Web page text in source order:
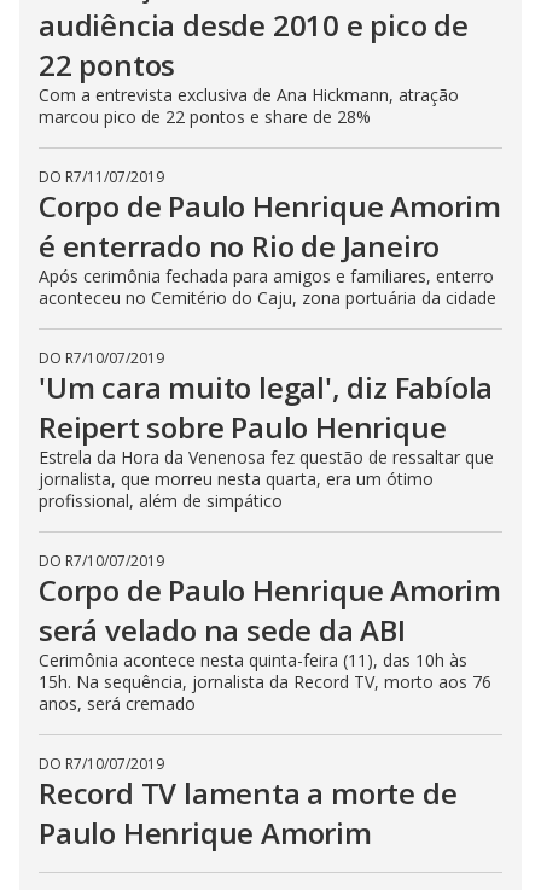
audiência desde 2010 e pico de
22 pontos
Com a entrevista exclusiva de Ana Hickmann, atração
marcou pico de 22 pontos e share de 28%
DO R7/11/07/2019
Corpo de Paulo Henrique Amorim
é enterrado no Rio de Janeiro
Após cerimônia fechada para amigos e familiares, enterro
aconteceu no Cemitério do Caju, zona portuária da cidade
DO R7/10/07/2019
'Um cara muito legal', diz Fabíola
Reipert sobre Paulo Henrique
Estrela da Hora da Venenosa fez questão de ressaltar que
jornalista, que morreu nesta quarta, era um ótimo
profissional, além de simpático
DO R7/10/07/2019
Corpo de Paulo Henrique Amorim
será velado na sede da ABI
Cerimônia acontece nesta quinta-feira (11), das 10h às
15h. Na sequência, jornalista da Record TV, morto aos 76
anos, será cremado
DO R7/10/07/2019
Record TV lamenta a morte de
Paulo Henrique Amorim